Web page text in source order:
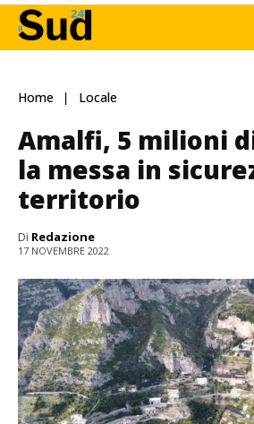
Home Locale
Amalfi, 5 milioni
la messa in
territorio
Di Redazione
17 NOVEMBRE 2022